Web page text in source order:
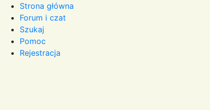
Strona główna
Forum i czat
Szukaj
Pomoc
Rejestracja